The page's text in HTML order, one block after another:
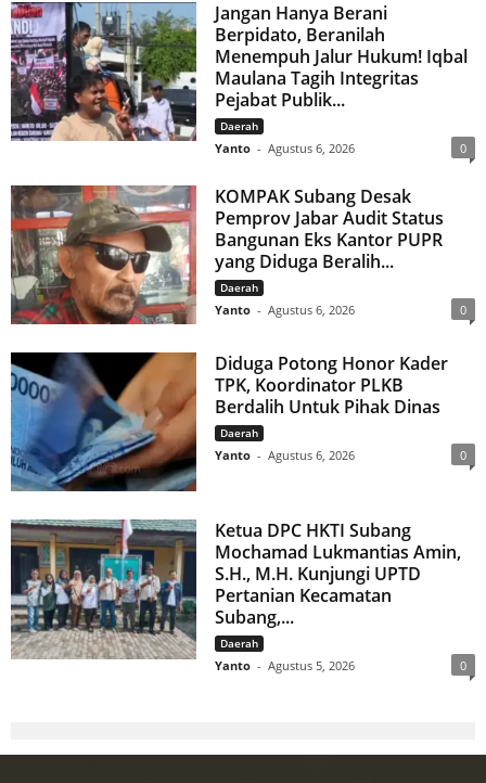
Jangan Hanya Berani
Berpidato, Beranilah
Menempuh Jalur Hukum! Iqbal
Maulana Tagih Integritas
Pejabat Publik...
Daerah
Yanto - Agustus 6, 2026 0
KOMPAK Subang Desak
Pemprov Jabar Audit Status
Bangunan Eks Kantor PUPR
yang Diduga Beralih...
Daerah
Yanto - Agustus 6, 2026 0
Diduga Potong Honor Kader
TPK, Koordinator PLKB
Berdalih Untuk Pihak Dinas
Daerah
Yanto - Agustus 6, 2026 0
Ketua DPC HKTI Subang
Mochamad Lukmantias Amin,
S.H., M.H. Kunjungi UPTD
Pertanian Kecamatan
Subang,...
Daerah
Yanto - Agustus 5, 2026 0